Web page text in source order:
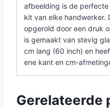
afbeelding is de
kit van elke handwerker.
opgerold door een druk
is gemaakt van stevig
cm lang (60 inch) en
ene kant en cm-
Gerelateerde